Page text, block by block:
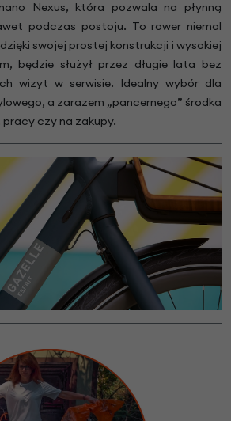
Nexus, która pozwala na płynną
podczas postoju. To rower niemal
swojej prostej konstrukcji i wysokiej
będzie służył przez długie lata bez
wizyt w serwisie. Idealny wybór dla
a zarazem „pancernego” środka
czy na zakupy.